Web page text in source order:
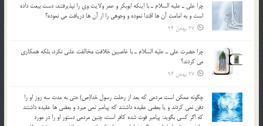
چرا علي ـ عليه السلام ـ با اينكه ابوبكر و عمر ولايت وي را نپذيرفتند، دست بيعت داده
است و به امامت آن ها اقتدا نموده و وجوهي را از آن ها دريافت مي نموده؟
27 بهمن 94
چرا حضرت علي ـ عليه السلام ـ با غاصبين خلافت مخالفت علني نکرد، بلكه همكاري
مي کردند؟
27 بهمن 94
چگونه ممكن است مردمي كه بعد از رحلت رسول خدا(ص) حتی به مدت سه روز او را
دفن نمي كردند و یا بعضي عقيده داشتند كه پيامبر نمي ميرد و بعضي ها عقيده داشتند
كه اگر كسي بگويد: پيامبر فوت شده كافر است، چنین مردمی دستور او را در مورد